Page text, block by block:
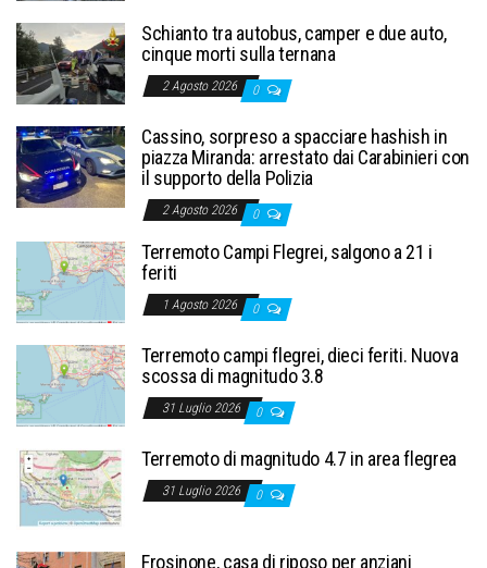
Schianto tra autobus, camper e due auto,
cinque morti sulla ternana
2 Agosto 2026 0
Cassino, sorpreso a spacciare hashish in
piazza Miranda: arrestato dai Carabinieri con
il supporto della Polizia
2 Agosto 2026 0
Terremoto Campi Flegrei, salgono a 21 i
feriti
1 Agosto 2026 0
Terremoto campi flegrei, dieci feriti. Nuova
scossa di magnitudo 3.8
31 Luglio 2026 0
Terremoto di magnitudo 4.7 in area flegrea
31 Luglio 2026 0
Frosinone, casa di riposo per anziani